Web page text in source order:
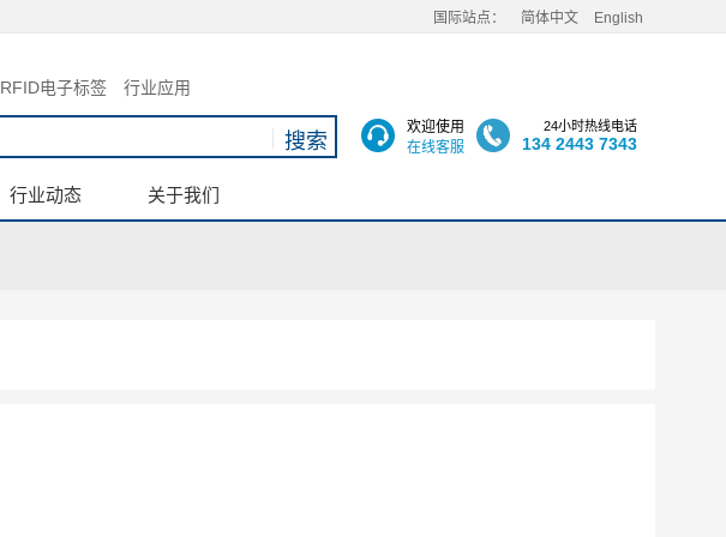
国际站点： 简体中文 English
欢迎使用
在线客服
24小时热线电话
134 2443 7343
RFID电子标签 行业应用
行业动态 关于我们